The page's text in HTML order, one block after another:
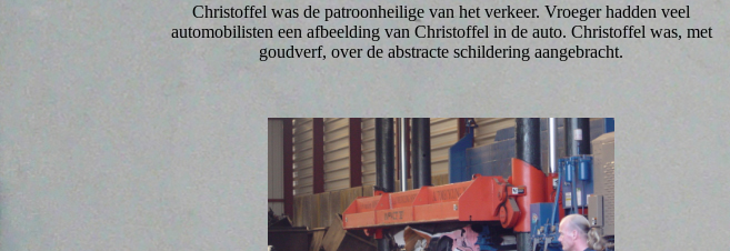
Christoffel was de patroonheilige van het verkeer. Vroeger hadden veel
automobilisten een afbeelding van Christoffel in de auto. Christoffel was, met
goudverf, over de abstracte schildering aangebracht.